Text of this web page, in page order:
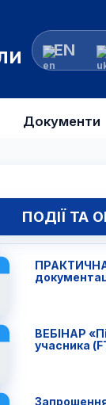
Документи
ПОДІЇ ТА
ПРАКТИЧНА
ВЕБІНАР
учасника
Запрошення
EN